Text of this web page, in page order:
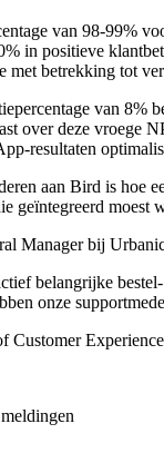
van 98-99%
in positieve
met betrekking tot
van 8%
over deze vroege
resultaten
aan Bird is hoe
geïntegreerd moest
Manager bij
belangrijke
onze
Customer